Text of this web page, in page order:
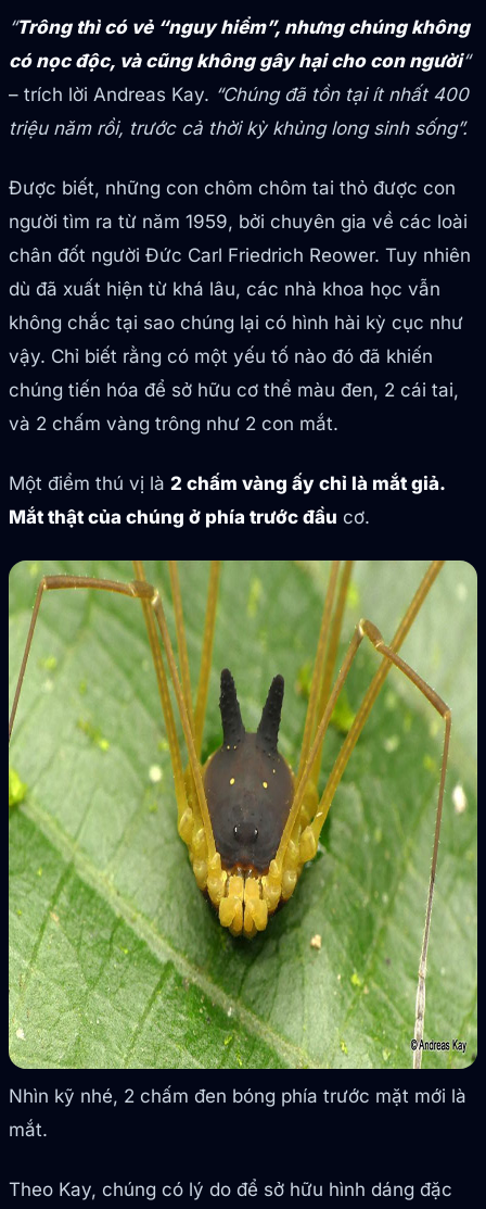
“Trông thì có vẻ “nguy hiểm”, nhưng chúng không
có nọc độc, và cũng không gây hại cho con người“
– trích lời Andreas Kay. “Chúng đã tồn tại ít nhất 400
triệu năm rồi, trước cả thời kỳ khủng long sinh sống”.
Được biết, những con chôm chôm tai thỏ được con
người tìm ra từ năm 1959, bởi chuyên gia về các loài
chân đốt người Đức Carl Friedrich Reower. Tuy nhiên
dù đã xuất hiện từ khá lâu, các nhà khoa học vẫn
không chắc tại sao chúng lại có hình hài kỳ cục như
vậy. Chỉ biết rằng có một yếu tố nào đó đã khiến
chúng tiến hóa để sở hữu cơ thể màu đen, 2 cái tai,
và 2 chấm vàng trông như 2 con mắt.
Một điểm thú vị là 2 chấm vàng ấy chỉ là mắt giả.
Mắt thật của chúng ở phía trước đầu cơ.
Nhìn kỹ nhé, 2 chấm đen bóng phía trước mặt mới là
mắt.
Theo Kay, chúng có lý do để sở hữu hình dáng đặc